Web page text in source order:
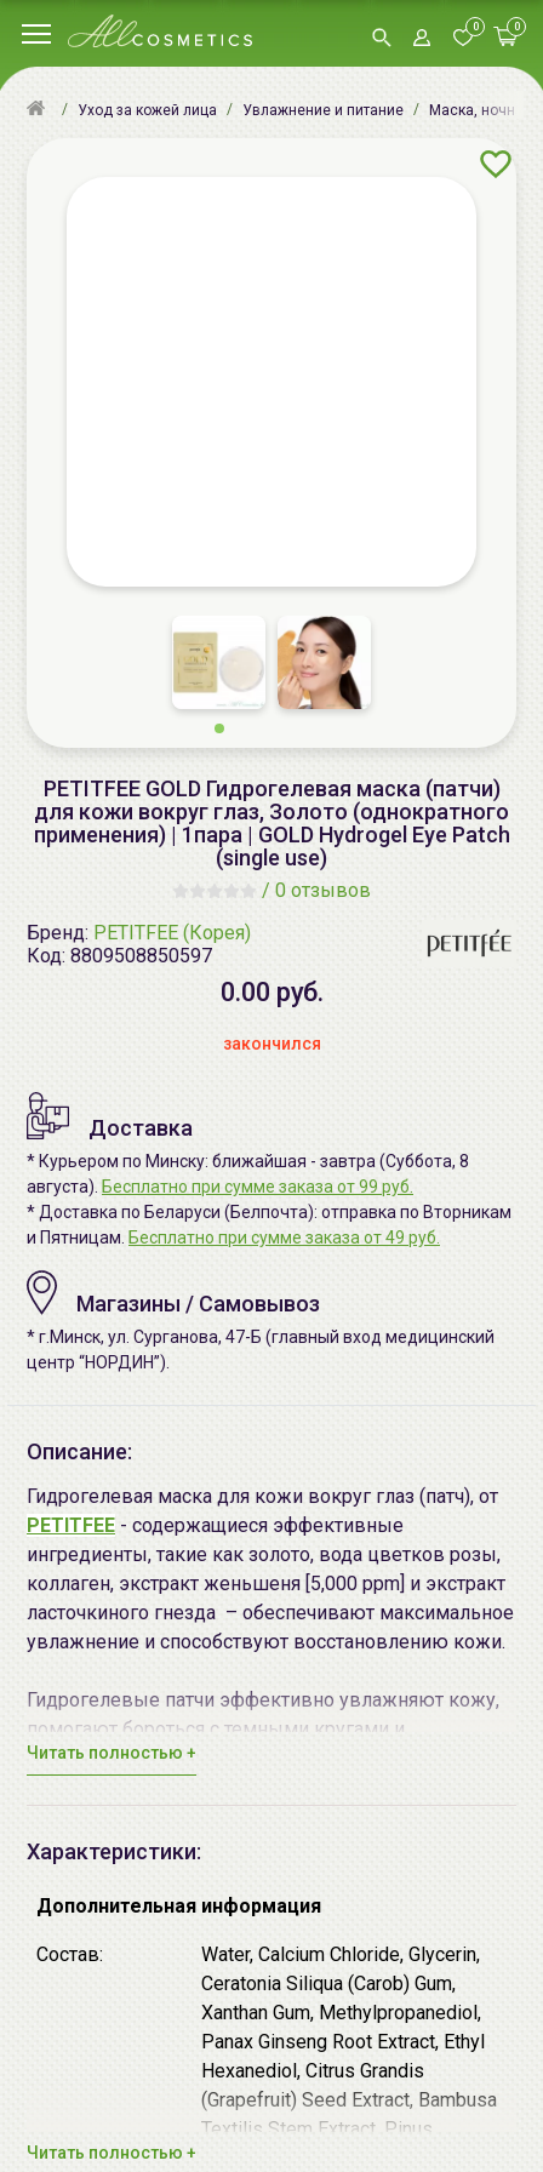
0 0
Уход за кожей лица Увлажнение и питание Маска, ночная
PETITFEE GOLD Гидрогелевая маска (патчи)
для кожи вокруг глаз, Золото (однократного
применения) | 1пара | GOLD Hydrogel Eye Patch
(single use)
/ 0 отзывов
Бренд: PETITFEE (Корея)
Код: 8809508850597
0.00 руб.
закончился
Доставка
* Курьером по Минску: ближайшая - завтра (Суббота, 8
августа). Бесплатно при сумме заказа от 99 руб.
* Доставка по Беларуси (Белпочта): отправка по Вторникам
и Пятницам. Бесплатно при сумме заказа от 49 руб.
Магазины / Самовывоз
* г.Минск, ул. Сурганова, 47-Б (главный вход медицинский
центр “НОРДИН”).
Описание:
Гидрогелевая маска для кожи вокруг глаз (патч), от
PETITFEE - содержащиеся эффективные
ингредиенты, такие как золото, вода цветков розы,
коллаген, экстракт женьшеня [5,000 ppm] и экстракт
ласточкиного гнезда – обеспечивают максимальное
увлажнение и способствуют восстановлению кожи.
Гидрогелевые патчи эффективно увлажняют кожу,
помогают бороться с темными кругами и
отечностью, а также бороться с признаками старения
кожи. Патчи могут применяться на любом участке
Использовать сразу после вскрытия упаковки.
Только для одноразового использования.
Способ применения:Наложите патчи
тонизированнуюкожу. Через 10-15
минут патчи снимите и оставьте остатки эссенции на
коже до полного впитывания.
Читать полностью +
Характеристики:
Дополнительная информация
Состав:
Water, Calcium Chloride, Glycerin,
Ceratonia Siliqua (Carob) Gum,
Xanthan Gum, Methylpropanediol,
Panax Ginseng Root Extract, Ethyl
Hexanediol, Citrus Grandis
(Grapefruit) Seed Extract, Bambusa
Textilis Stem Extract, Pinus
Читать полностью +